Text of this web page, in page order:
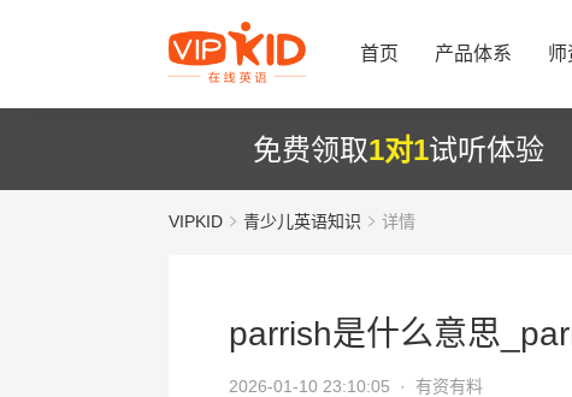
首页 产品体系 师
免费领取1对1试听体验
VIPKID 青少儿英语知识 详情
parrish是什么意思
2026-01-10 23:10:05 · 有资有料